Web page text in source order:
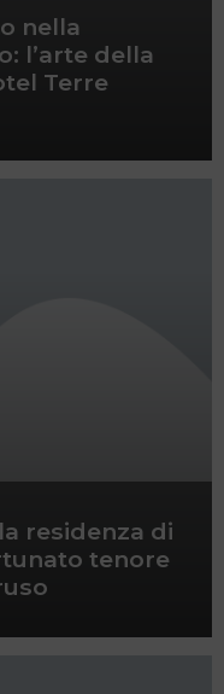
nella
l’arte della
Terre
residenza di
tenore